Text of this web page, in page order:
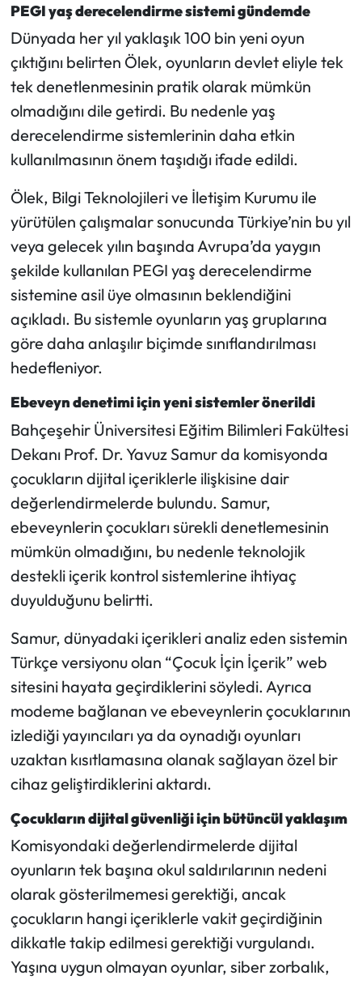
PEGI yaş derecelendirme sistemi gündemde
Dünyada her yıl yaklaşık 100 bin yeni oyun
çıktığını belirten Ölek, oyunların devlet eliyle tek
tek denetlenmesinin pratik olarak mümkün
olmadığını dile getirdi. Bu nedenle yaş
derecelendirme sistemlerinin daha etkin
kullanılmasının önem taşıdığı ifade edildi.
Ölek, Bilgi Teknolojileri ve İletişim Kurumu ile
yürütülen çalışmalar sonucunda Türkiye’nin bu yıl
veya gelecek yılın başında Avrupa’da yaygın
şekilde kullanılan PEGI yaş derecelendirme
sistemine asil üye olmasının beklendiğini
açıkladı. Bu sistemle oyunların yaş gruplarına
göre daha anlaşılır biçimde sınıflandırılması
hedefleniyor.
Ebeveyn denetimi için yeni sistemler önerildi
Bahçeşehir Üniversitesi Eğitim Bilimleri Fakültesi
Dekanı Prof. Dr. Yavuz Samur da komisyonda
çocukların dijital içeriklerle ilişkisine dair
değerlendirmelerde bulundu. Samur,
ebeveynlerin çocukları sürekli denetlemesinin
mümkün olmadığını, bu nedenle teknolojik
destekli içerik kontrol sistemlerine ihtiyaç
duyulduğunu belirtti.
Samur, dünyadaki içerikleri analiz eden sistemin
Türkçe versiyonu olan “Çocuk İçin İçerik” web
sitesini hayata geçirdiklerini söyledi. Ayrıca
modeme bağlanan ve ebeveynlerin çocuklarının
izlediği yayıncıları ya da oynadığı oyunları
uzaktan kısıtlamasına olanak sağlayan özel bir
cihaz geliştirdiklerini aktardı.
Çocukların dijital güvenliği için bütüncül yaklaşım
Komisyondaki değerlendirmelerde dijital
oyunların tek başına okul saldırılarının nedeni
olarak gösterilmemesi gerektiği, ancak
çocukların hangi içeriklerle vakit geçirdiğinin
dikkatle takip edilmesi gerektiği vurgulandı.
Yaşına uygun olmayan oyunlar, siber zorbalık,